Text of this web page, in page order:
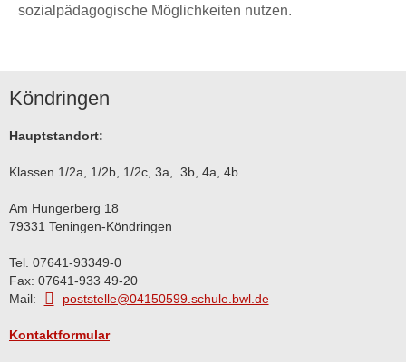
sozialpädagogische Möglichkeiten nutzen.
Köndringen
Hauptstandort:
Klassen 1/2a, 1/2b, 1/2c, 3a, 3b, 4a, 4b
Am Hungerberg 18
79331 Teningen-Köndringen
Tel. 07641-93349-0
Fax: 07641-933 49-20
Mail:
poststelle@04150599.schule.bwl.de
Kontaktformular